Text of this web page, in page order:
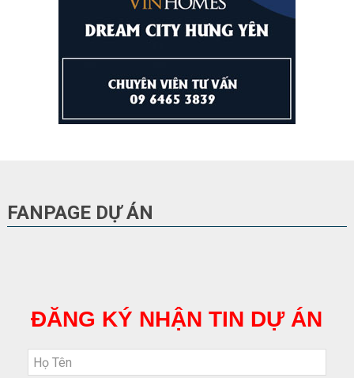
FANPAGE DỰ ÁN
ĐĂNG KÝ NHẬN TIN DỰ ÁN